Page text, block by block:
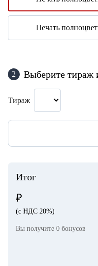
Печать
2 Выберите тираж
Тираж
Итог
₽
(с НДС 20%)
Вы получите 0 бонусов